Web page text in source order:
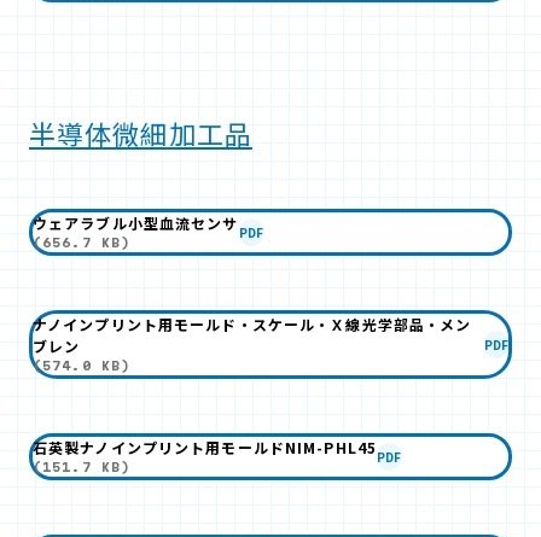
半導体微細加工品
ウェアラブル小型血流センサ
(656.7 KB)
PDF
ナノインプリント用モールド・スケール・Ｘ線光学部品・メン
ブレン
(574.0 KB)
PDF
石英製ナノインプリント用モールドNIM-PHL45
(151.7 KB)
PDF